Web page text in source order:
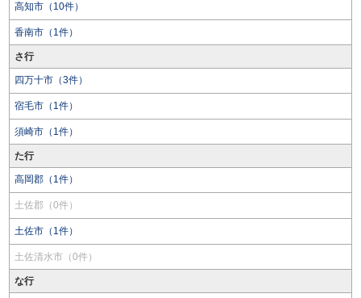
高知市（10件）
香南市（1件）
さ行
四万十市（3件）
宿毛市（1件）
須崎市（1件）
た行
高岡郡（1件）
土佐郡（0件）
土佐市（1件）
土佐清水市（0件）
な行